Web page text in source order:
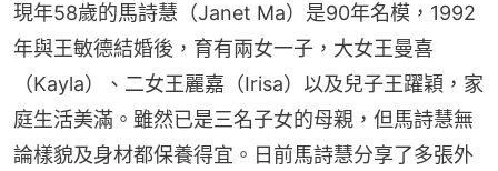
現年58歲的馬詩慧（Janet Ma）是90年名模，1992
年與王敏德結婚後，育有兩女一子，大女王曼喜
（Kayla）、二女王麗嘉（Irisa）以及兒子王躍穎，家
庭生活美滿。雖然已是三名子女的母親，但馬詩慧無
論樣貌及身材都保養得宜。日前馬詩慧分享了多張外